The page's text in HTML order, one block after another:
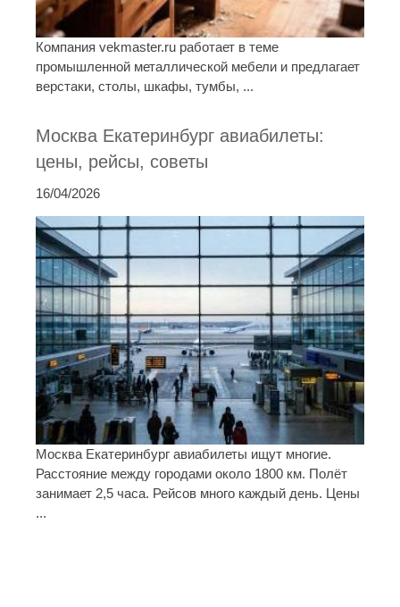
Компания vekmaster.ru работает в теме
промышленной металлической мебели и предлагает
верстаки, столы, шкафы, тумбы, ...
Москва Екатеринбург авиабилеты:
цены, рейсы, советы
16/04/2026
Москва Екатеринбург авиабилеты ищут многие.
Расстояние между городами около 1800 км. Полёт
занимает 2,5 часа. Рейсов много каждый день. Цены
...